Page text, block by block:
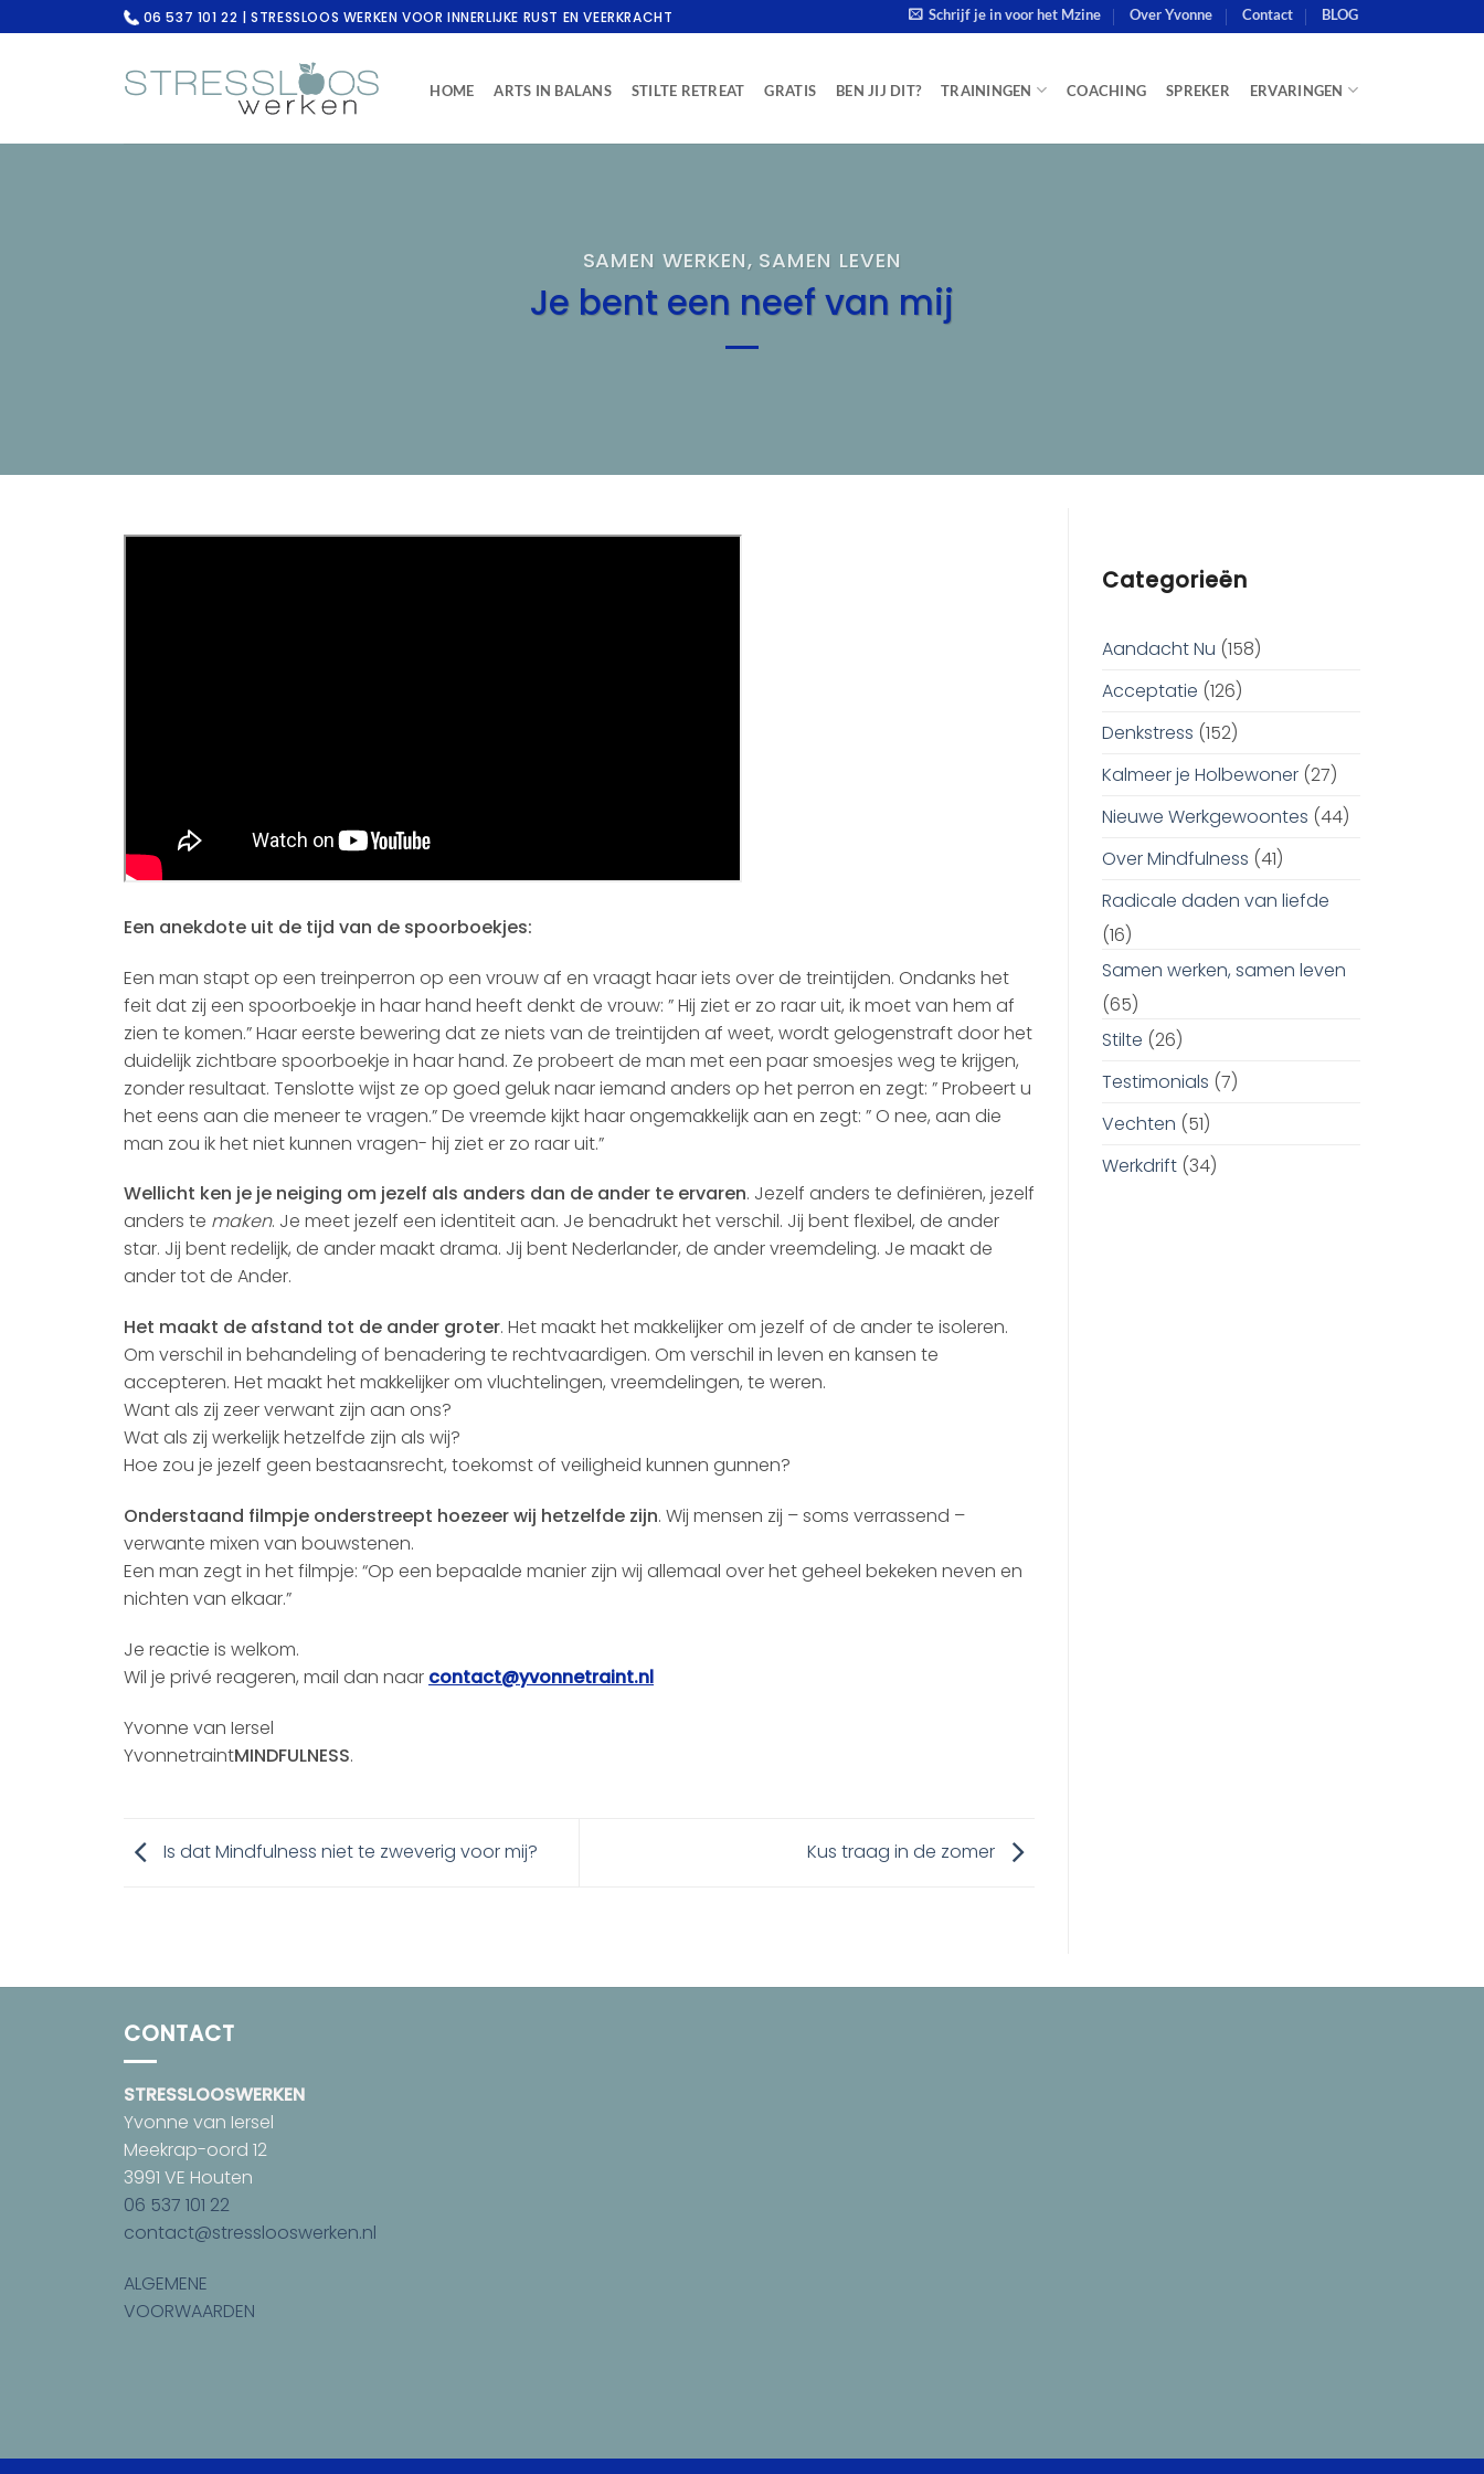
naar
06 537 101 22 | STRESSLOOS WERKEN VOOR INNERLIJKE RUST EN VEERKRACHT Schrijf je in voor het Mzine Over Yvonne Contact BLOG
HOME ARTS IN BALANS STILTE RETREAT GRATIS BEN JIJ DIT? TRAININGEN COACHING SPREKER ERVARINGEN
SAMEN WERKEN, SAMEN LEVEN
Je bent een neef van mij
Een anekdote uit de tijd van de spoorboekjes:
Een man stapt op een treinperron op een vrouw af en vraagt haar iets over de treintijden. Ondanks het
feit dat zij een spoorboekje in haar hand heeft denkt de vrouw: ” Hij ziet er zo raar uit, ik moet van hem af
zien te komen.” Haar eerste bewering dat ze niets van de treintijden af weet, wordt gelogenstraft door het
duidelijk zichtbare spoorboekje in haar hand. Ze probeert de man met een paar smoesjes weg te krijgen,
zonder resultaat. Tenslotte wijst ze op goed geluk naar iemand anders op het perron en zegt: ” Probeert u
het eens aan die meneer te vragen.” De vreemde kijkt haar ongemakkelijk aan en zegt: ” O nee, aan die
man zou ik het niet kunnen vragen- hij ziet er zo raar uit.”
Wellicht ken je je neiging om jezelf als anders dan de ander te ervaren. Jezelf anders te definiëren, jezelf
anders te maken. Je meet jezelf een identiteit aan. Je benadrukt het verschil. Jij bent flexibel, de ander
star. Jij bent redelijk, de ander maakt drama. Jij bent Nederlander, de ander vreemdeling. Je maakt de
ander tot de Ander.
Het maakt de afstand tot de ander groter. Het maakt het makkelijker om jezelf of de ander te isoleren.
Om verschil in behandeling of benadering te rechtvaardigen. Om verschil in leven en kansen te
accepteren. Het maakt het makkelijker om vluchtelingen, vreemdelingen, te weren.
Want als zij zeer verwant zijn aan ons?
Wat als zij werkelijk hetzelfde zijn als wij?
Hoe zou je jezelf geen bestaansrecht, toekomst of veiligheid kunnen gunnen?
Onderstaand filmpje onderstreept hoezeer wij hetzelfde zijn. Wij mensen zij – soms verrassend –
verwante mixen van bouwstenen.
Een man zegt in het filmpje: “Op een bepaalde manier zijn wij allemaal over het geheel bekeken neven en
nichten van elkaar.”
Je reactie is welkom.
Wil je privé reageren, mail dan naar contact@yvonnetraint.nl
Yvonne van Iersel
YvonnetraintMINDFULNESS.
Is dat Mindfulness niet te zweverig voor mij? Kus traag in de zomer
Categorieën
Aandacht Nu (158)
Acceptatie (126)
Denkstress (152)
Kalmeer je Holbewoner (27)
Nieuwe Werkgewoontes (44)
Over Mindfulness (41)
Radicale daden van liefde
(16)
Samen werken, samen leven
(65)
Stilte (26)
Testimonials (7)
Vechten (51)
Werkdrift (34)
CONTACT
STRESSLOOSWERKEN
Yvonne van Iersel
Meekrap-oord 12
3991 VE Houten
06 537 101 22
contact@stresslooswerken.nl
ALGEMENE
VOORWAARDEN